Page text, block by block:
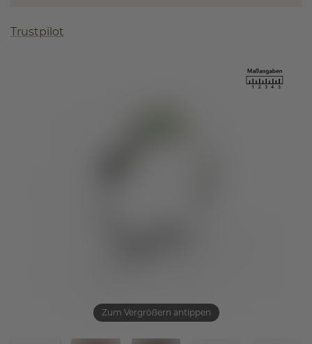
Zum Vergrößern antippen
Trustpilot